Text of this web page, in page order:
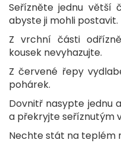
Seřízněte jednu větší
abyste ji mohli postavit.
Z vrchní části
kousek nevyhazujte.
Z červené řepy
pohárek.
Dovnitř nasypte jednu
a překryjte seříznutým
Nechte stát na teplém